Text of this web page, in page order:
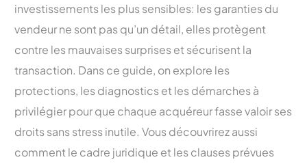
investissements les plus sensibles: les garanties du
vendeur ne sont pas qu’un détail, elles protègent
contre les mauvaises surprises et sécurisent la
transaction. Dans ce guide, on explore les
protections, les diagnostics et les démarches à
privilégier pour que chaque acquéreur fasse valoir ses
droits sans stress inutile. Vous découvrirez aussi
comment le cadre juridique et les clauses prévues